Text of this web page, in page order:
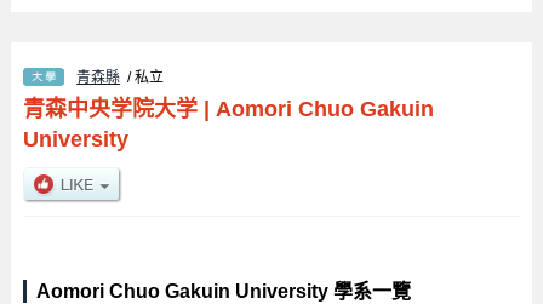
青森縣 / 私立
青森中央学院大学| Aomori Chuo Gakuin
University
Aomori Chuo Gakuin University 學系一覽